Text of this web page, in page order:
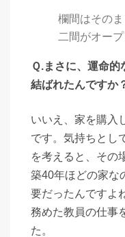
欄間はその
二間がオー
Ｑ.まさに、運命
結ばれたんですか
いいえ、家を購入
です。気持ちとし
を考えると、その
築40年ほどの家な
要だったんですよ
務めた教員の仕事
た。